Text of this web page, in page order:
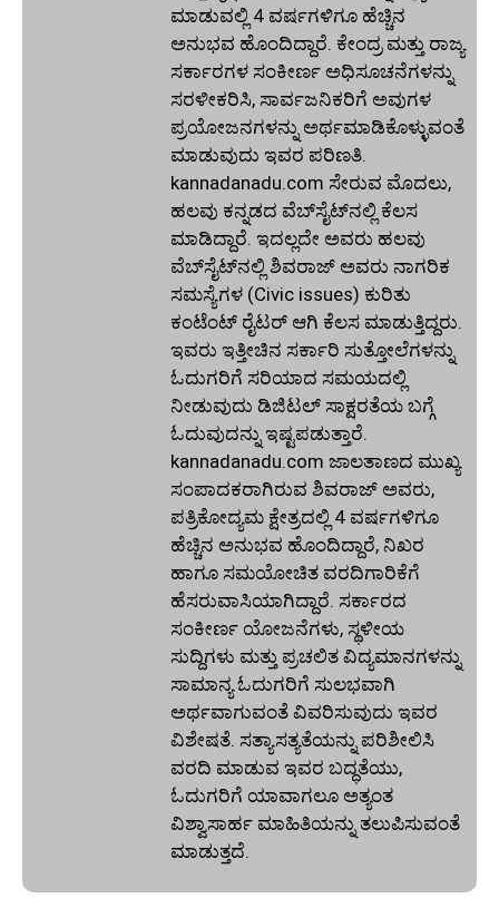
ಮಾಡುವಲ್ಲಿ 4 ವರ್ಷಗಳಿಗೂ ಹೆಚ್ಚಿನ
ಅನುಭವ ಹೊಂದಿದ್ದಾರೆ. ಕೇಂದ್ರ ಮತ್ತು ರಾಜ್ಯ
ಸರ್ಕಾರಗಳ ಸಂಕೀರ್ಣ ಅಧಿಸೂಚನೆಗಳನ್ನು
ಸರಳೀಕರಿಸಿ, ಸಾರ್ವಜನಿಕರಿಗೆ ಅವುಗಳ
ಪ್ರಯೋಜನಗಳನ್ನು ಅರ್ಥಮಾಡಿಕೊಳ್ಳುವಂತೆ
ಮಾಡುವುದು ಇವರ ಪರಿಣತಿ.
kannadanadu.com ಸೇರುವ ಮೊದಲು,
ಹಲವು ಕನ್ನಡದ ವೆಬ್‌ಸೈಟ್‌ನಲ್ಲಿ ಕೆಲಸ
ಮಾಡಿದ್ದಾರೆ. ಇದಲ್ಲದೇ ಅವರು ಹಲವು
ವೆಬ್‌ಸೈಟ್‌ನಲ್ಲಿ ಶಿವರಾಜ್ ಅವರು ನಾಗರಿಕ
ಸಮಸ್ಯೆಗಳ (Civic issues) ಕುರಿತು
ಕಂಟೆಂಟ್ ರೈಟರ್ ಆಗಿ ಕೆಲಸ ಮಾಡುತ್ತಿದ್ದರು.
ಇವರು ಇತ್ತೀಚಿನ ಸರ್ಕಾರಿ ಸುತ್ತೋಲೆಗಳನ್ನು
ಓದುಗರಿಗೆ ಸರಿಯಾದ ಸಮಯದಲ್ಲಿ
ನೀಡುವುದು ಡಿಜಿಟಲ್ ಸಾಕ್ಷರತೆಯ ಬಗ್ಗೆ
ಓದುವುದನ್ನು ಇಷ್ಟಪಡುತ್ತಾರೆ.
kannadanadu.com ಜಾಲತಾಣದ ಮುಖ್ಯ
ಸಂಪಾದಕರಾಗಿರುವ ಶಿವರಾಜ್ ಅವರು,
ಪತ್ರಿಕೋದ್ಯಮ ಕ್ಷೇತ್ರದಲ್ಲಿ 4 ವರ್ಷಗಳಿಗೂ
ಹೆಚ್ಚಿನ ಅನುಭವ ಹೊಂದಿದ್ದಾರೆ, ನಿಖರ
ಹಾಗೂ ಸಮಯೋಚಿತ ವರದಿಗಾರಿಕೆಗೆ
ಹೆಸರುವಾಸಿಯಾಗಿದ್ದಾರೆ. ಸರ್ಕಾರದ
ಸಂಕೀರ್ಣ ಯೋಜನೆಗಳು, ಸ್ಥಳೀಯ
ಸುದ್ದಿಗಳು ಮತ್ತು ಪ್ರಚಲಿತ ವಿದ್ಯಮಾನಗಳನ್ನು
ಸಾಮಾನ್ಯ ಓದುಗರಿಗೆ ಸುಲಭವಾಗಿ
ಅರ್ಥವಾಗುವಂತೆ ವಿವರಿಸುವುದು ಇವರ
ವಿಶೇಷತೆ. ಸತ್ಯಾಸತ್ಯತೆಯನ್ನು ಪರಿಶೀಲಿಸಿ
ವರದಿ ಮಾಡುವ ಇವರ ಬದ್ಧತೆಯು,
ಓದುಗರಿಗೆ ಯಾವಾಗಲೂ ಅತ್ಯಂತ
ವಿಶ್ವಾಸಾರ್ಹ ಮಾಹಿತಿಯನ್ನು ತಲುಪಿಸುವಂತೆ
ಮಾಡುತ್ತದೆ.